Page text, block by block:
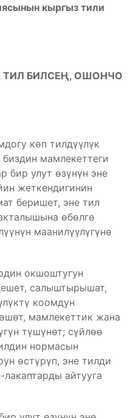
кыргыз тили
ТИЛ БИЛCЕҢ, ОШОНЧО
көп тилдүүлүк
мамлекеттеги
бир улут өзүнүн эне
жеткендигинин
беришет, эне тил
өбөлгө
маанилүүлүгүнө
окшоштугун
салыштырышат,
коомдун
мамлекеттик жана
түшүнөт; сүйлөө
нормасын
өстүрүп, эне тилди
айтууга